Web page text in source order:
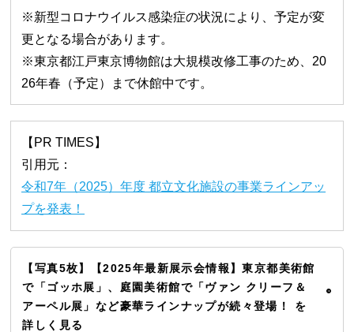
※新型コロナウイルス感染症の状況により、予定が変
更となる場合があります。
※東京都江戸東京博物館は大規模改修工事のため、20
26年春（予定）まで休館中です。
【PR TIMES】
引用元：
令和7年（2025）年度 都立文化施設の事業ラインアッ
プを発表！
【写真5枚】【2025年最新展示会情報】東京都美術館
で「ゴッホ展」、庭園美術館で「ヴァン クリーフ＆
アーペル展」など豪華ラインナップが続々登場！ を
詳しく見る